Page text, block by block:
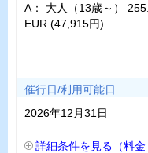
A： 大人（13歳～）
EUR (47,915円)
催行日/利用可能日
2026年12月31日
詳細条件を見る（料金